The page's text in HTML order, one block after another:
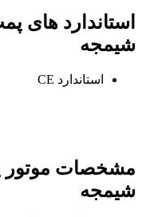
شیمجه
استاندارد CE
شیمجه